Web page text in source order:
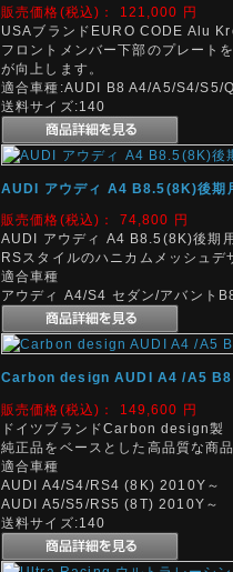
販売価格(税込)： 121,000
円
USAブランドEURO CODE Alu
フロントメンバー下部のプレート
が向上します。
適合車種:AUDI B8 A4/A5/S4/S5/
送料サイズ:140
AUDI アウディ A4 B8.5(8K)後期
販売価格(税込)： 74,800
円
AUDI アウディ A4 B8.5(8K)後期
RSスタイルのハニカムメッシュデ
適合車種
アウディ A4/S4 セダン/アバント
Carbon design AUDI A4 /A5 B8
販売価格(税込)： 149,600 円
ドイツブランドCarbon design製
純正品をベースとした高品質な商品
適合車種
AUDI A4/S4/RS4 (8K) 2010Y～
AUDI A5/S5/RS5 (8T) 2010Y～
送料サイズ:140